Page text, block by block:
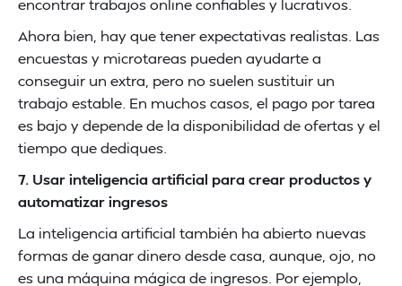
encontrar trabajos online confiables y lucrativos.
Ahora bien, hay que tener expectativas realistas. Las
encuestas y microtareas pueden ayudarte a
conseguir un extra, pero no suelen sustituir un
trabajo estable. En muchos casos, el pago por tarea
es bajo y depende de la disponibilidad de ofertas y el
tiempo que dediques.
7. Usar inteligencia artificial para crear productos y
automatizar ingresos
La inteligencia artificial también ha abierto nuevas
formas de ganar dinero desde casa, aunque, ojo, no
es una máquina mágica de ingresos. Por ejemplo,